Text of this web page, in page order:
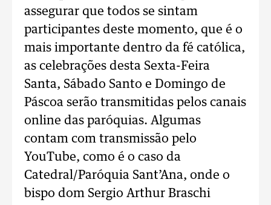
assegurar que todos se sintam
participantes deste momento, que é o
mais importante dentro da fé católica,
as celebrações desta Sexta-Feira
Santa, Sábado Santo e Domingo de
Páscoa serão transmitidas pelos canais
online das paróquias. Algumas
contam com transmissão pelo
YouTube, como é o caso da
Catedral/Paróquia Sant’Ana, onde o
bispo dom Sergio Arthur Braschi